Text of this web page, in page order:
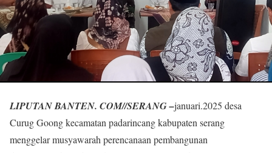
LIPUTAN BANTEN. COM//SERANG –januari.2025 desa
Curug Goong kecamatan padarincang kabupaten serang
menggelar musyawarah perencanaan pembangunan